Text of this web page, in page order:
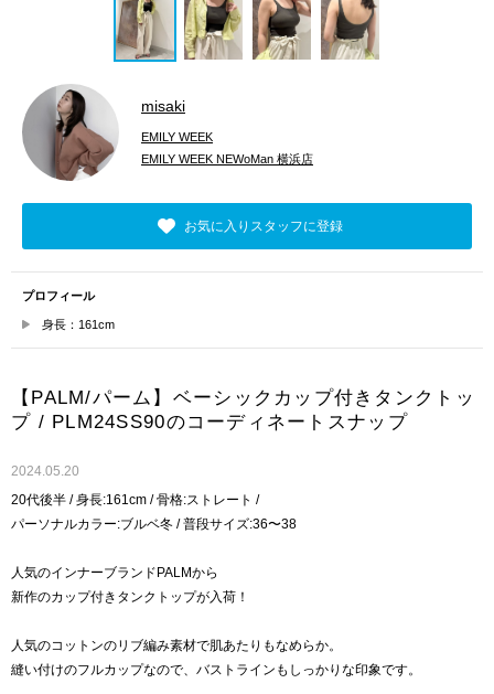
misaki
EMILY WEEK
EMILY WEEK NEWoMan 横浜店
お気に入りスタッフに登録
プロフィール
身長：161cm
【PALM/パーム】ベーシックカップ付きタンクトッ
プ / PLM24SS90のコーディネートスナップ
2024.05.20
20代後半 / 身長:161cm / 骨格:ストレート /
パーソナルカラー:ブルベ冬 / 普段サイズ:36〜38
人気のインナーブランドPALMから
新作のカップ付きタンクトップが入荷！
人気のコットンのリブ編み素材で肌あたりもなめらか。
縫い付けのフルカップなので、バストラインもしっかりな印象です。